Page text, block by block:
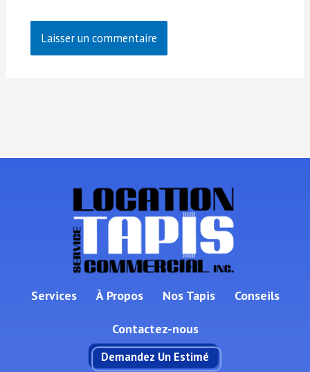
Services À Propos Nos Tapis Conseils
Contactez-nous
Demandez Un Estimé